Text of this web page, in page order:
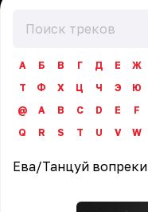
А Б В Г Д Е Ж
Т
Ф Х Ц Ч Э
Ю
@
A B C D E F
Q
R S T U V W
Ева/Танцуй вопреки